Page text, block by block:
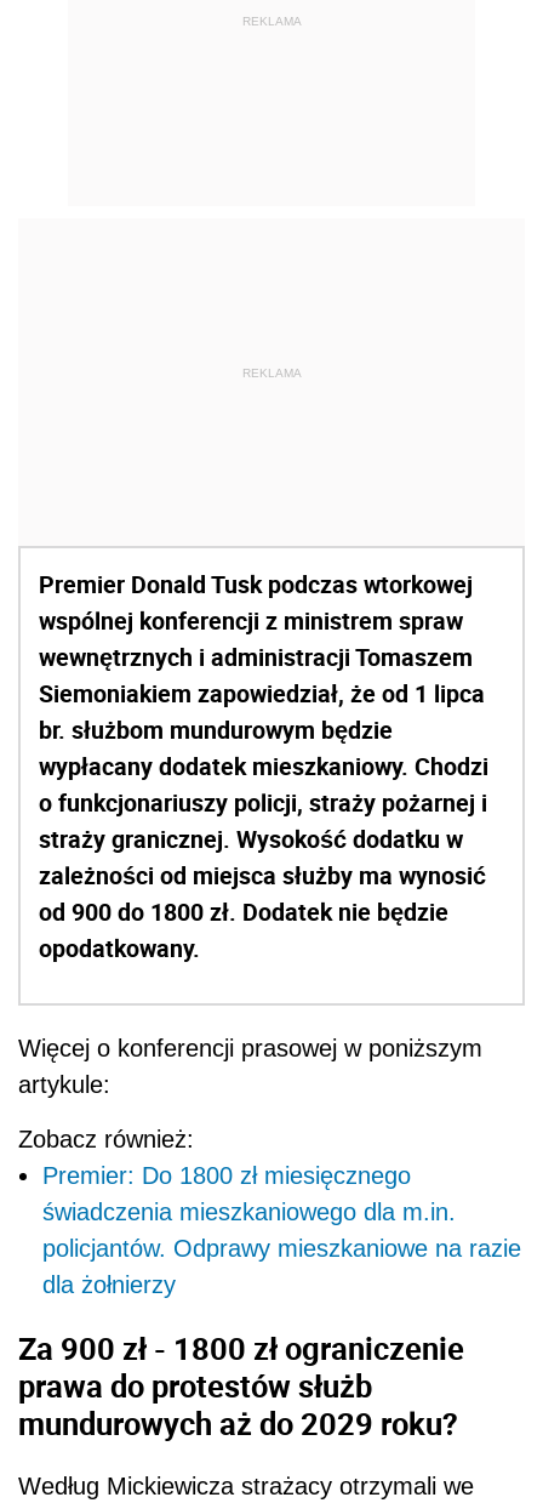
REKLAMA
REKLAMA
Premier Donald Tusk podczas wtorkowej
wspólnej konferencji z ministrem spraw
wewnętrznych i administracji Tomaszem
Siemoniakiem zapowiedział, że od 1 lipca
br. służbom mundurowym będzie
wypłacany dodatek mieszkaniowy. Chodzi
o funkcjonariuszy policji, straży pożarnej i
straży granicznej. Wysokość dodatku w
zależności od miejsca służby ma wynosić
od 900 do 1800 zł. Dodatek nie będzie
opodatkowany.
Więcej o konferencji prasowej w poniższym
artykule:
Zobacz również:
Premier: Do 1800 zł miesięcznego
świadczenia mieszkaniowego dla m.in.
policjantów. Odprawy mieszkaniowe na razie
dla żołnierzy
Za 900 zł - 1800 zł ograniczenie
prawa do protestów służb
mundurowych aż do 2029 roku?
Według Mickiewicza strażacy otrzymali we